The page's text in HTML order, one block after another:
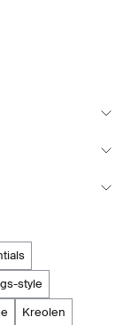
style
kreolen